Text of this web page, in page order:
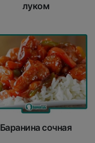
луком
Баранина сочная